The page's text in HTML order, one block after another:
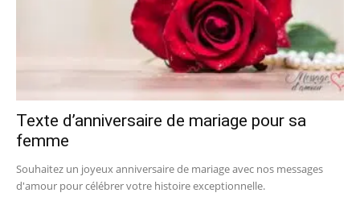
Texte d’anniversaire de mariage pour sa
femme
Souhaitez un joyeux anniversaire de mariage avec nos messages
d'amour pour célébrer votre histoire exceptionnelle.